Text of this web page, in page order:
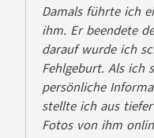
Damals führte ich
ihm. Er beendete
darauf wurde ich
Fehlgeburt. Als ich
persönliche
stellte ich aus
Fotos von ihm